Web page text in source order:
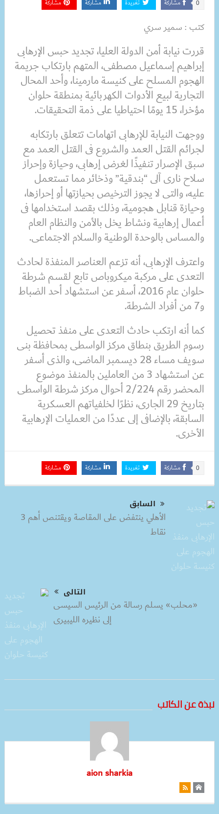
مشاركة 0 تغريدة مشاركة مشاركة
كتب : سمير سري
قررت نيابة أمن الدولة العليا، تجديد حبس الإرهابى
إبراهيم إسماعيل مصطفى، المتهم بارتكاب جريمة
الهجوم المسلح على كنيسة مارمينا، وأحد المحال
التجارية لبيع الأدوات الكهربائية بمنطقة حلوان
مؤخرا، 15 يومًا احتياطيا على ذمة التحقيقات.
ووجهت النيابة للإرهابى اتهامات تتعلق بارتكابه
لجرائم القتل العمد والشروع فى القتل العمد مع
سبق الإصرار تنفيذًا لغرض إرهابى، وحيازة وإحراز
سلاح نارى آلى “بندقية” وذخائر مما تستعمل
عليه، والتى لا يجوز الترخيص بحيازتها أو إحرازها،
وحيازة قنابل هجومية، وذلك بقصد استخدامها فى
أعمال إرهابية ونشاط يخل بالأمن والنظام العام
والمساس بالوحدة الوطنية والسلام الاجتماعى.
واعترف الإرهابى، أنه تزعم العناصر المنفذة لحادث
التعدى على مركبة ميكروباص تابع لقسم شرطة
حلوان عام 2016، أسفر عن استشهاد أحد الضباط
و7 من أفراد الشرطة.
كما أنه ارتكب حادث التعدى على منفذ تحصيل
رسوم الطريق بنطاق مركز الواسطى بمحافظة بنى
سويف مساء 28 ديسمبر الماضى، والذى أسفر
عن استشهاد 3 من العاملين بالمنفذ موضوع
المحضر رقم 2/224 أحوال مركز شرطة الواسطى
بتاريخ 29 الجارى، نظرًا لخلفياتهم العسكرية
السابقة، بالإضافى إلى عددًا من العمليات الإرهابية
الأخرى.
مشاركة 0 تغريدة مشاركة مشاركة
السابق
الأهلي ينتفض على المقاصة ويقتنص أهم 3
نقاط
التالى
«محلب» يسلم رسالة من الرئيس السيسى
إلى نظيره الليبيرى
نبذة عن الكاتب
aion sharkia